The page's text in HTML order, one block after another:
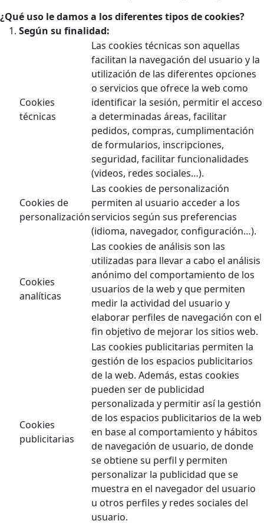
¿Qué uso le damos a los diferentes tipos de cookies?
Según su finalidad:
Cookies
técnicas
Las cookies técnicas son aquellas
facilitan la navegación del usuario y la
utilización de las diferentes opciones
o servicios que ofrece la web como
identificar la sesión, permitir el acceso
a determinadas áreas, facilitar
pedidos, compras, cumplimentación
de formularios, inscripciones,
seguridad, facilitar funcionalidades
(videos, redes sociales…).
Cookies de
personalización
Las cookies de personalización
permiten al usuario acceder a los
servicios según sus preferencias
(idioma, navegador, configuración…).
Cookies
analíticas
Las cookies de análisis son las
utilizadas para llevar a cabo el análisis
anónimo del comportamiento de los
usuarios de la web y que permiten
medir la actividad del usuario y
elaborar perfiles de navegación con el
fin objetivo de mejorar los sitios web.
Cookies
publicitarias
Las cookies publicitarias permiten la
gestión de los espacios publicitarios
de la web. Además, estas cookies
pueden ser de publicidad
personalizada y permitir así la gestión
de los espacios publicitarios de la web
en base al comportamiento y hábitos
de navegación de usuario, de donde
se obtiene su perfil y permiten
personalizar la publicidad que se
muestra en el navegador del usuario
u otros perfiles y redes sociales del
usuario.